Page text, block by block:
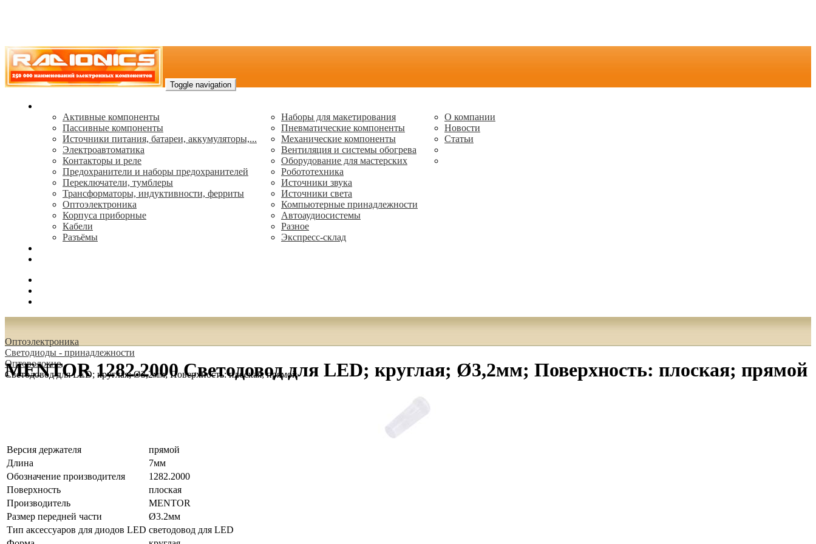
Toggle navigation
Активные компоненты
Пассивные компоненты
Источники питания, батареи, аккумуляторы,...
Электроавтоматика
Контакторы и реле
Предохранители и наборы предохранителей
Переключатели, тумблеры
Трансформаторы, индуктивности, ферриты
Oптоэлектроника
Корпуса приборные
Кабели
Разъёмы
Наборы для макетирования
Пневматические компоненты
Механические компоненты
Вентиляция и системы обогрева
Оборудование для мастерских
Робототехника
Источники звука
Источники света
Компьютерные принадлежности
Автоаудиосистемы
Разное
Экспресс-склад
О компании
Новости
Статьи
Oптоэлектроника
Светодиоды - принадлежности
Оптоволокно
Светодовод для LED; круглая; Ø3,2мм; Поверхность: плоская; прямой
MENTOR 1282.2000 Светодовод для LED; круглая; Ø3,2мм; Поверхность: плоская; прямой
Версия держателя
прямой
Длина
7мм
Обозначение производителя
1282.2000
Поверхность
плоская
Производитель
MENTOR
Размер передней части
Ø3.2мм
Тип аксессуаров для диодов LED светодовод для LED